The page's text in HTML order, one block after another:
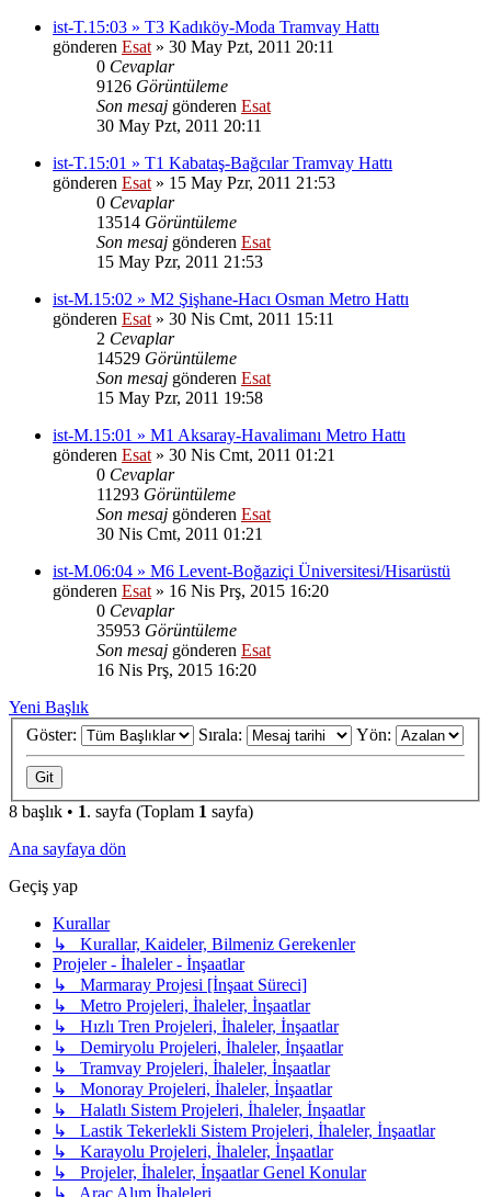
ist-T.15:03 » T3 Kadıköy-Moda Tramvay Hattı
gönderen Esat » 30 May Pzt, 2011 20:11
0 Cevaplar
9126 Görüntüleme
Son mesaj gönderen Esat
30 May Pzt, 2011 20:11
ist-T.15:01 » T1 Kabataş-Bağcılar Tramvay Hattı
gönderen Esat » 15 May Pzr, 2011 21:53
0 Cevaplar
13514 Görüntüleme
Son mesaj gönderen Esat
15 May Pzr, 2011 21:53
ist-M.15:02 » M2 Şişhane-Hacı Osman Metro Hattı
gönderen Esat » 30 Nis Cmt, 2011 15:11
2 Cevaplar
14529 Görüntüleme
Son mesaj gönderen Esat
15 May Pzr, 2011 19:58
ist-M.15:01 » M1 Aksaray-Havalimanı Metro Hattı
gönderen Esat » 30 Nis Cmt, 2011 01:21
0 Cevaplar
11293 Görüntüleme
Son mesaj gönderen Esat
30 Nis Cmt, 2011 01:21
ist-M.06:04 » M6 Levent-Boğaziçi Üniversitesi/Hisarüstü
gönderen Esat » 16 Nis Prş, 2015 16:20
0 Cevaplar
35953 Görüntüleme
Son mesaj gönderen Esat
16 Nis Prş, 2015 16:20
Yeni Başlık
Göster:
Sırala: Yön:
8 başlık • 1. sayfa (Toplam 1 sayfa)
Ana sayfaya dön
Geçiş yap
Kurallar
↳ Kurallar, Kaideler, Bilmeniz Gerekenler
Projeler - İhaleler - İnşaatlar
↳ Marmaray Projesi [İnşaat Süreci]
↳ Metro Projeleri, İhaleler, İnşaatlar
↳ Hızlı Tren Projeleri, İhaleler, İnşaatlar
↳ Demiryolu Projeleri, İhaleler, İnşaatlar
↳ Tramvay Projeleri, İhaleler, İnşaatlar
↳ Monoray Projeleri, İhaleler, İnşaatlar
↳ Halatlı Sistem Projeleri, İhaleler, İnşaatlar
↳ Lastik Tekerlekli Sistem Projeleri, İhaleler, İnşaatlar
↳ Karayolu Projeleri, İhaleler, İnşaatlar
↳ Projeler, İhaleler, İnşaatlar Genel Konular